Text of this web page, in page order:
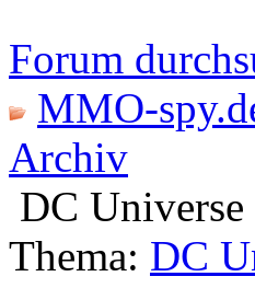
Forum
MMO-
Archiv
DC
Thema: DC